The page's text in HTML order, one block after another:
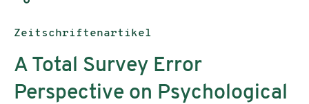
Publikationstyp:
Zeitschriftenartikel
A Total Survey Error
Perspective on Psychological